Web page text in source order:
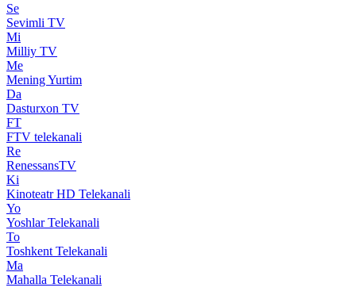
Se
Sevimli TV
Mi
Milliy TV
Me
Mening Yurtim
Da
Dasturxon TV
FT
FTV telekanali
Re
RenessansTV
Ki
Kinoteatr HD Telekanali
Yo
Yoshlar Telekanali
To
Toshkent Telekanali
Ma
Mahalla Telekanali